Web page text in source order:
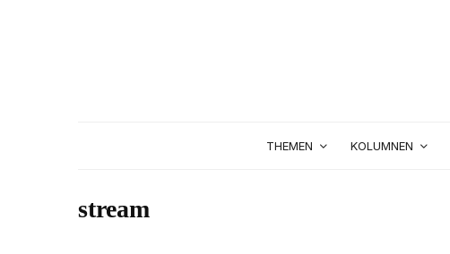
THEMEN KOLUMNEN
stream